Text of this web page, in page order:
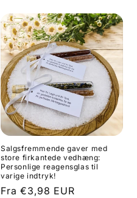
Salgsfremmende gaver med
store firkantede vedhæng:
Personlige reagensglas til
varige indtryk!
Normalpris
Fra €3,98 EUR